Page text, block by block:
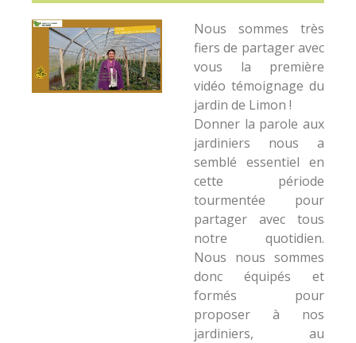
Nous sommes très
fiers de partager avec
vous la première
vidéo témoignage du
jardin de Limon !
Donner la parole aux
jardiniers nous a
semblé essentiel en
cette période
tourmentée pour
partager avec tous
notre quotidien.
Nous nous sommes
donc équipés et
formés pour
proposer à nos
jardiniers, au